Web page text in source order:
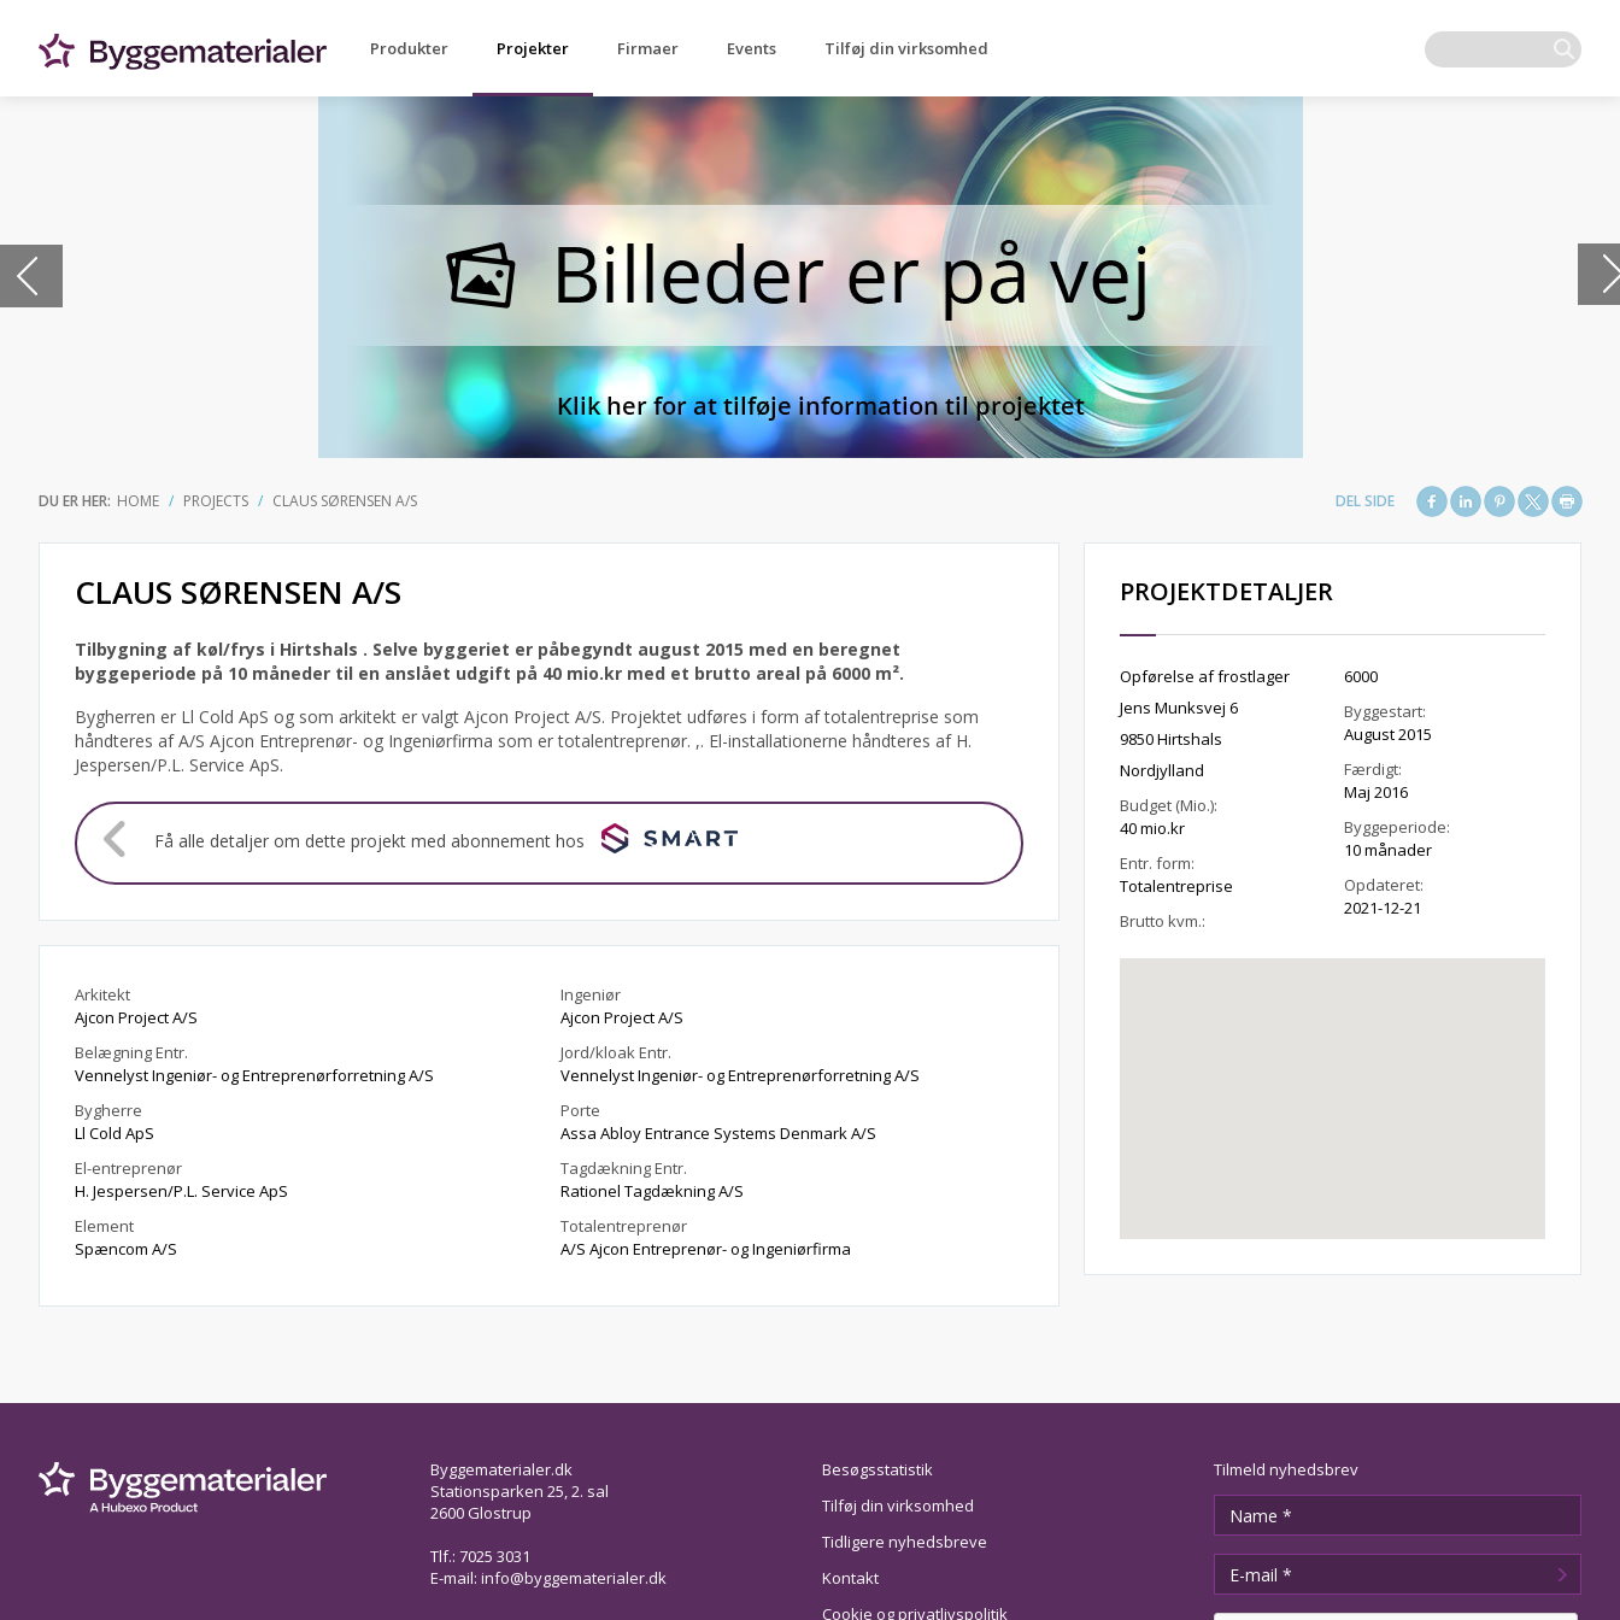
Produkter Projekter Firmaer Events Tilføj din virksomhed
DU ER HER: HOME PROJECTS CLAUS SØRENSEN A/S
CLAUS SØRENSEN A/S
Tilbygning af køl/frys i Hirtshals . Selve byggeriet er påbegyndt august 2015 med en beregnet
byggeperiode på 10 måneder til en anslået udgift på 40 mio.kr med et brutto areal på 6000 m².
Bygherren er Ll Cold ApS og som arkitekt er valgt Ajcon Project A/S. Projektet udføres i form af totalentreprise som
håndteres af A/S Ajcon Entreprenør- og Ingeniørfirma som er totalentreprenør. ,. El-installationerne håndteres af H.
Jespersen/P.L. Service ApS.
Få alle detaljer om dette projekt med abonnement hos
Arkitekt
Ajcon Project A/S
Belægning Entr.
Vennelyst Ingeniør- og Entreprenørforretning A/S
Bygherre
Ll Cold ApS
El-entreprenør
H. Jespersen/P.L. Service ApS
Element
Spæncom A/S
Ingeniør
Ajcon Project A/S
Jord/kloak Entr.
Vennelyst Ingeniør- og Entreprenørforretning A/S
Porte
Assa Abloy Entrance Systems Denmark A/S
Tagdækning Entr.
Rationel Tagdækning A/S
Totalentreprenør
A/S Ajcon Entreprenør- og Ingeniørfirma
PROJEKTDETALJER
Opførelse af frostlager
Jens Munksvej 6
9850 Hirtshals
Nordjylland
Budget (Mio.):
40 mio.kr
Entr. form:
Totalentreprise
Brutto kvm.:
6000
Byggestart:
August 2015
Færdigt:
Maj 2016
Byggeperiode:
10 månader
Opdateret:
2021-12-21
Byggematerialer.dk
Stationsparken 25, 2. sal
2600 Glostrup
Tlf.: 7025 3031
E-mail: info@byggematerialer.dk
Besøgsstatistik
Tilføj din virksomhed
Tidligere nyhedsbreve
Kontakt
Cookie og privatlivspolitik
Tilmeld nyhedsbrev